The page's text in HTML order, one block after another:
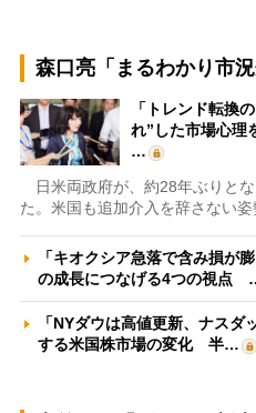
森口亮「まるわかり市況
「トレンド転換
れ”した市場心理
…
日米両政府が、約28年ぶりと
た。米国も追加介入を辞さない
「キオクシア急落で含み損が
の成長につなげる4つの視点
「NYダウは高値更新、ナス
する米国株市場の変化 半…